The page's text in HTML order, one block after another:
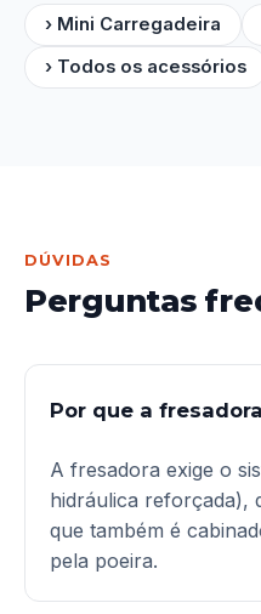
› Mini Carregadeira
› Todos os acessórios
DÚVIDAS
Perguntas
Por que a
A fresadora exige o
hidráulica
que também é
pela poeira.